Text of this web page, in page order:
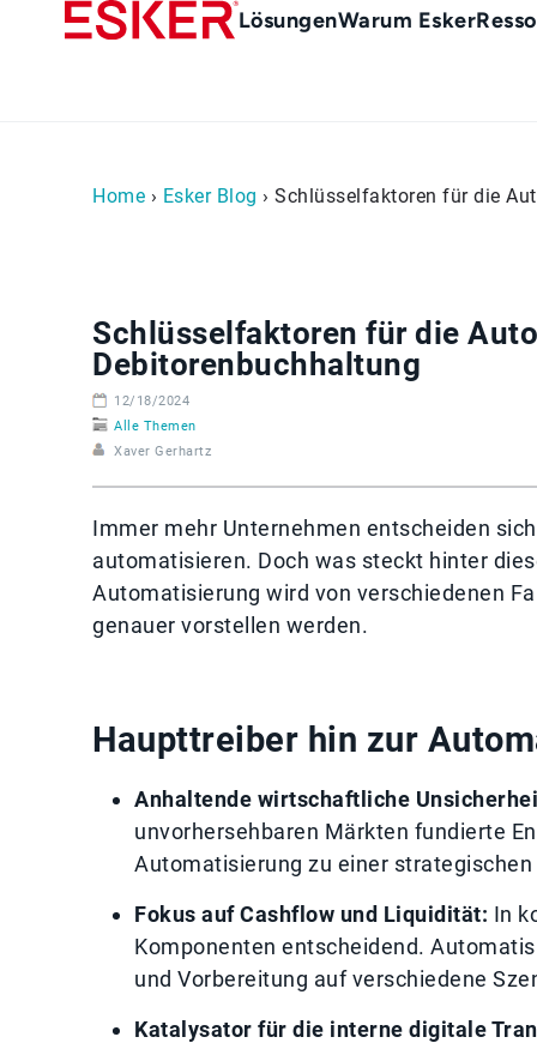
Main
LösungenWarum Esker
Home › Esker Blog › Schlüsselfaktoren für die
Schlüsselfaktoren für die
Debitorenbuchhaltung
12/18/2024
Alle Themen
Xaver Gerhartz
Immer mehr Unternehmen entscheiden
automatisieren. Doch was steckt hinter
Automatisierung wird von verschiedenen
genauer vorstellen werden.
Haupttreiber hin zur
Anhaltende wirtschaftliche
unvorhersehbaren Märkten fundierte
Automatisierung zu einer
Fokus auf Cashflow und Liquidität: In
Komponenten entscheidend.
und Vorbereitung auf verschiedene
Katalysator für die interne digitale